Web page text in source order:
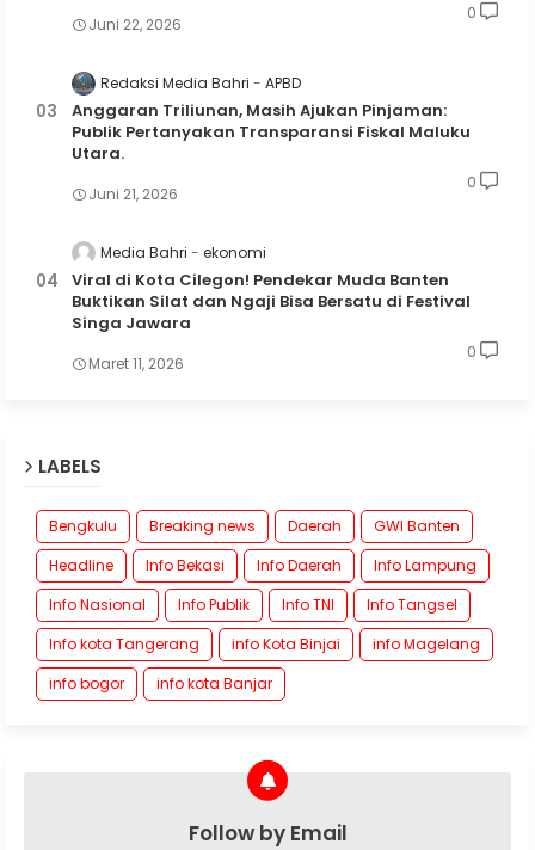
Juni 22, 2026
0
Redaksi Media Bahri APBD
Anggaran Triliunan, Masih Ajukan Pinjaman:
Publik Pertanyakan Transparansi Fiskal Maluku
Utara.
Juni 21, 2026
0
Media Bahri ekonomi
Viral di Kota Cilegon! Pendekar Muda Banten
Buktikan Silat dan Ngaji Bisa Bersatu di Festival
Singa Jawara
Maret 11, 2026
0
LABELS
Bengkulu Breaking news Daerah
GWI Banten
Headline
Info Bekasi Info Daerah
Info Lampung
Info Nasional
Info Publik Info TNI
Info Tangsel
Info kota Tangerang
info Kota Binjai
info Magelang
info bogor
info kota Banjar
Follow by Email